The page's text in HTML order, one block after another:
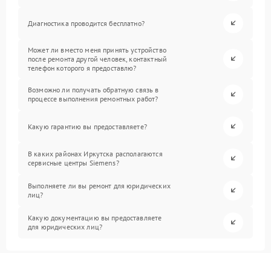
Диагностика проводится бесплатно?
Может ли вместо меня принять устройство
после ремонта другой человек, контактный
телефон которого я предоставлю?
Возможно ли получать обратную связь в
процессе выполнения ремонтных работ?
Какую гарантию вы предоставляете?
В каких районах Иркутска располагаются
сервисные центры Siemens?
Выполняете ли вы ремонт для юридических
лиц?
Какую документацию вы предоставляете
для юридических лиц?